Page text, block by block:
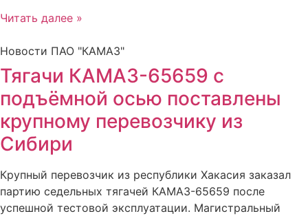
Читать далее »
Новости ПАО "КАМАЗ"
Тягачи КАМАЗ-65659 с
подъёмной осью поставлены
крупному перевозчику из
Сибири
Крупный перевозчик из республики Хакасия заказал
партию седельных тягачей КАМАЗ-65659 после
успешной тестовой эксплуатации. Магистральный